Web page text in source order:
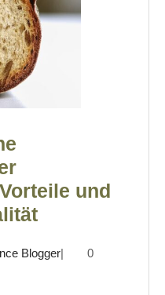
und
Erkenntnisse
BloggerScience
|
0